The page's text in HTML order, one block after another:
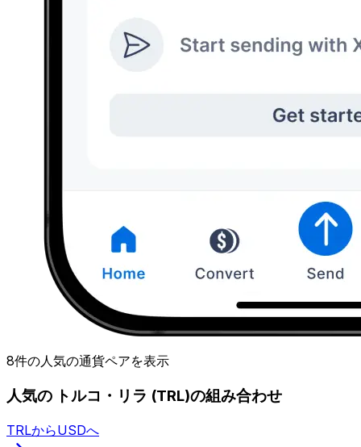
8件の人気の通貨ペアを表示
人気の トルコ・リラ (TRL)の組み合わせ
TRLからUSDへ